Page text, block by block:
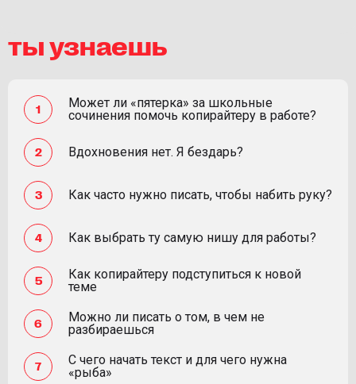
ты узнаешь
Может ли «пятерка» за школьные
сочинения помочь копирайтеру в работе?
Вдохновения нет. Я бездарь?
Как часто нужно писать, чтобы набить руку?
Как выбрать ту самую нишу для работы?
Как копирайтеру подступиться к новой
теме
Можно ли писать о том, в чем не
разбираешься
С чего начать текст и для чего нужна
«рыба»